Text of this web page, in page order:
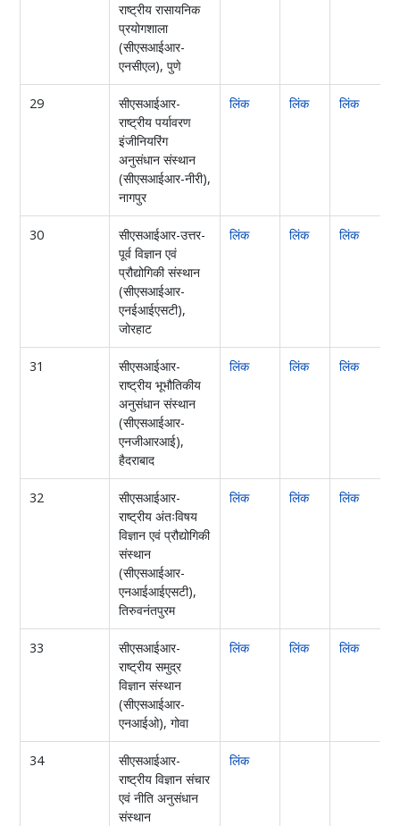
राष्ट्रीय रासायनिक
प्रयोगशाला
(सीएसआईआर-
एनसीएल), पुणे
29
सीएसआईआर-
राष्ट्रीय पर्यावरण
इंजीनियरिंग
अनुसंधान संस्थान
(सीएसआईआर-नीरी),
नागपुर
लिंक लिंक लिंक
30
सीएसआईआर-उत्तर-
पूर्व विज्ञान एवं
प्रौद्योगिकी संस्थान
(सीएसआईआर-
एनईआईएसटी),
जोरहाट
लिंक लिंक लिंक
31
सीएसआईआर-
राष्ट्रीय भूभौतिकीय
अनुसंधान संस्थान
(सीएसआईआर-
एनजीआरआई),
हैदराबाद
लिंक लिंक लिंक
32
सीएसआईआर-
राष्ट्रीय अंतःविषय
विज्ञान एवं प्रौद्योगिकी
संस्थान
(सीएसआईआर-
एनआईआईएसटी),
तिरुवनंतपुरम
लिंक लिंक लिंक
33
सीएसआईआर-
राष्ट्रीय समुद्र
विज्ञान संस्थान
(सीएसआईआर-
एनआईओ), गोवा
लिंक लिंक लिंक
34
सीएसआईआर-
राष्ट्रीय विज्ञान संचार
एवं नीति अनुसंधान
संस्थान
लिंक